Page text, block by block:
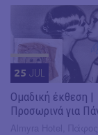
25 JUL
Ομαδική έκθεση |
Προσωρινά για